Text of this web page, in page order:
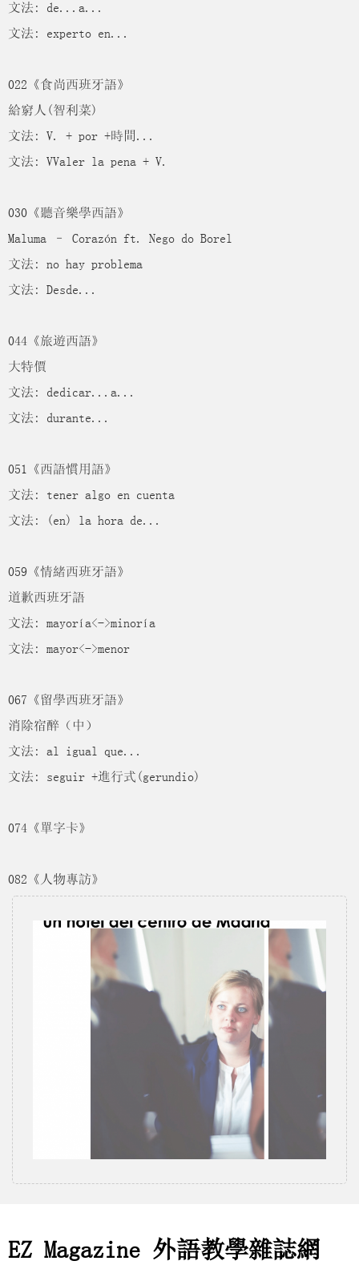
文法: de...a...
文法: experto en...
022《食尚西班牙語》
給窮人(智利菜)
文法: V. + por +時間...
文法: VValer la pena + V.
030《聽音樂學西語》
Maluma – Corazón ft. Nego do Borel
文法: no hay problema
文法: Desde...
044《旅遊西語》
大特價
文法: dedicar...a...
文法: durante...
051《西語慣用語》
文法: tener algo en cuenta
文法: (en) la hora de...
059《情緒西班牙語》
道歉西班牙語
文法: mayoría<->minoría
文法: mayor<->menor
067《留學西班牙語》
消除宿醉（中）
文法: al igual que...
文法: seguir +進行式(gerundio)
074《單字卡》
082《人物專訪》
EZ Magazine 外語教學雜誌網